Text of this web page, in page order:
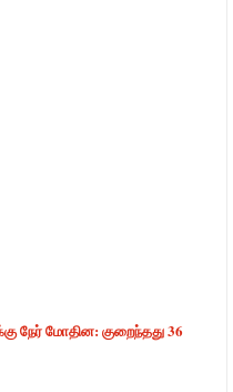
நேர் மோதின: குறைந்தது 36